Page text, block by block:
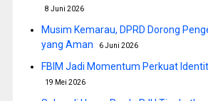
8 Juni 2026
Musim Kemarau, DPRD Dorong
yang Aman
6 Juni 2026
FBIM Jadi Momentum Perkuat
19 Mei 2026